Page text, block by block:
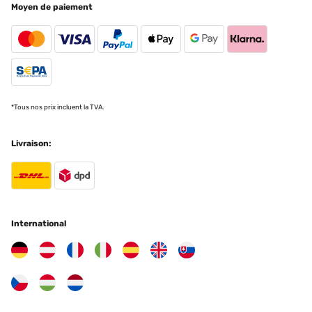
Moyen de paiement
*Tous nos prix incluent la TVA.
Livraison:
International